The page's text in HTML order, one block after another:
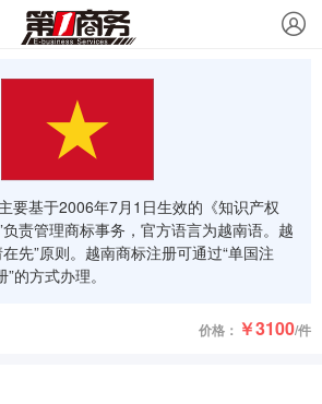
要基于2006年7月1日生效的《知识产权
责管理商标事务，官方语言为越南语。越
先”原则。越南商标注册可通过“单国注
的方式办理。
价格： ￥3100/件